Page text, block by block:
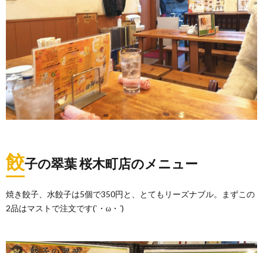
餃子の翠葉 桜木町店のメニュー
焼き餃子、水餃子は5個で350円と、とてもリーズナブル。まずこの
2品はマストで注文です(`・ω・´)